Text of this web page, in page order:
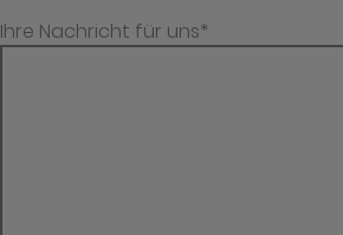
Ihre Nachricht für uns*